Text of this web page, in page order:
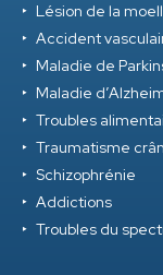
Lésion de la
Accident
Maladie de
Maladie
Troubles
Traumatisme
Schizophrénie
Addictions
Troubles du